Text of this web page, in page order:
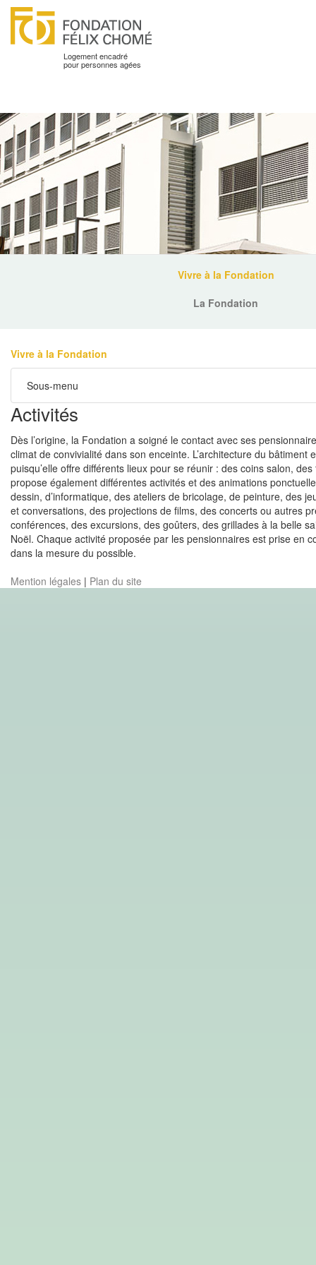
Logement encadré
pour personnes agées
Vivre à la Fondation
La Fondation
Vivre à la Fondation
Sous-menu
Activités
Dès l’origine, la Fondation a soigné le contact avec ses
climat de convivialité dans son enceinte. L’architecture du bâtiment
puisqu’elle offre différents lieux pour se réunir : des coins salon,
propose également différentes activités et des animations
dessin, d’informatique, des ateliers de bricolage, de peinture, des
et conversations, des projections de films, des concerts ou autres
conférences, des excursions, des goûters, des grillades à la belle
Noël. Chaque activité proposée par les pensionnaires est prise en
dans la mesure du possible.
Mention légales | Plan du site